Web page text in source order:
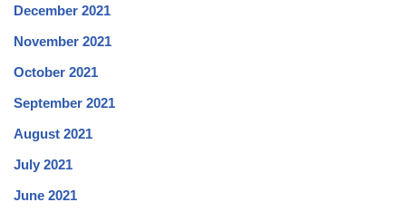
December 2021
November 2021
October 2021
September 2021
August 2021
July 2021
June 2021